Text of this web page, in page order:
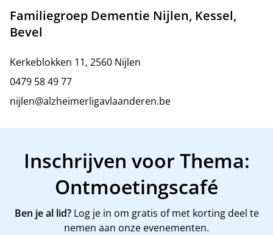
Familiegroep Dementie Nijlen, Kessel,
Bevel
Kerkeblokken 11, 2560 Nijlen
0479 58 49 77
nijlen@alzheimerligavlaanderen.be
Inschrijven voor Thema:
Ontmoetingscafé
Ben je al lid?Log je in om gratis of met korting deel te
nemen aan onze evenementen.